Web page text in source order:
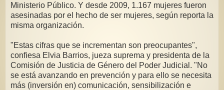
Ministerio Público. Y desde 2009, 1.167 mujeres fueron
asesinadas por el hecho de ser mujeres, según reporta la
misma organización.
"Estas cifras que se incrementan son preocupantes",
confiesa Elvia Barrios, jueza suprema y presidenta de la
Comisión de Justicia de Género del Poder Judicial. "No
se está avanzando en prevención y para ello se necesita
más (inversión en) comunicación, sensibilización e